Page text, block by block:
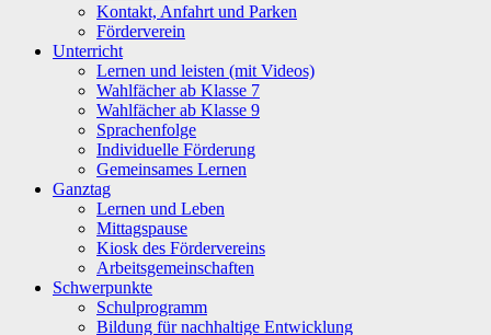
Kontakt, Anfahrt und Parken
Förderverein
Unterricht
Lernen und leisten (mit Videos)
Wahlfächer ab Klasse 7
Wahlfächer ab Klasse 9
Sprachenfolge
Individuelle Förderung
Gemeinsames Lernen
Ganztag
Lernen und Leben
Mittagspause
Kiosk des Fördervereins
Arbeitsgemeinschaften
Schwerpunkte
Schulprogramm
Bildung für nachhaltige Entwicklung